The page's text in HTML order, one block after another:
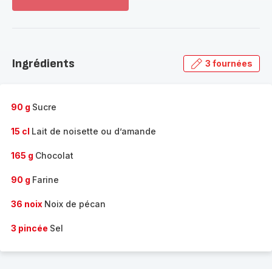
gamme
Ingrédients 3 fournées
90 g Sucre
15 cl Lait de noisette ou d’amande
165 g Chocolat
90 g Farine
36 noix Noix de pécan
3 pincée Sel